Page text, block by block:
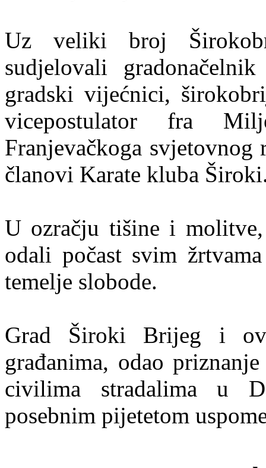
Uz veliki broj
sudjelovali
gradski vijećnici,
vicepostulator fra
Franjevačkoga
članovi Karate kluba
U ozračju tišine i
odali počast svim
temelje slobode.
Grad Široki Brijeg i
građanima, odao
civilima stradalima u
posebnim pijetetom